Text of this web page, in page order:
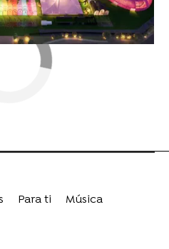
Para ti
Música